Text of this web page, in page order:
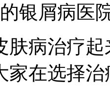
银屑病医
肤病治疗
家在选择